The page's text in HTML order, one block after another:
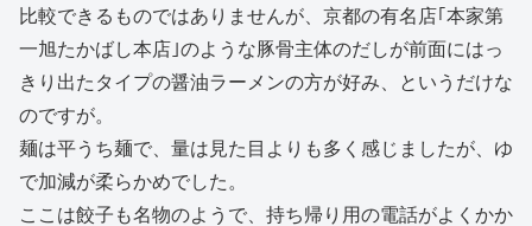
比較できるものではありませんが、京都の有名店｢本家第
一旭たかばし本店｣のような豚骨主体のだしが前面にはっ
きり出たタイプの醤油ラーメンの方が好み、というだけな
のですが。
麺は平うち麺で、量は見た目よりも多く感じましたが、ゆ
で加減が柔らかめでした。
ここは餃子も名物のようで、持ち帰り用の電話がよくかか